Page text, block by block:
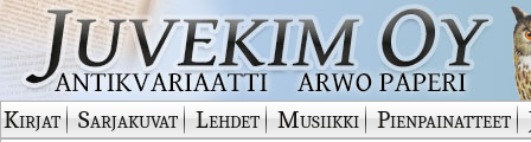
Kirjat Sarjakuvat Lehdet Musiikki Pienpainatteet